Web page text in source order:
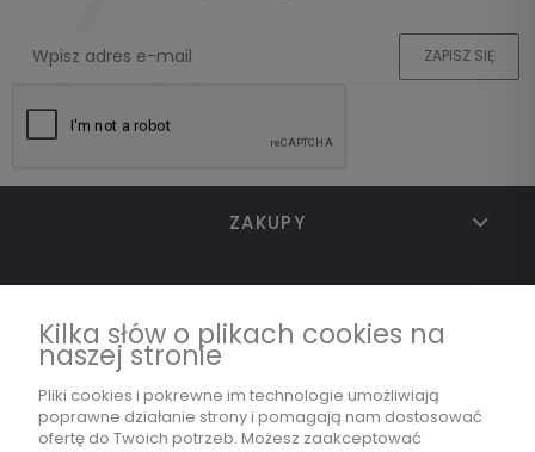
ZAPISZ SIĘ
ZAKUPY
INFORMACJE
Kilka słów o plikach cookies na
naszej stronie
Pliki cookies i pokrewne im technologie umożliwiają
poprawne działanie strony i pomagają nam dostosować
ofertę do Twoich potrzeb. Możesz zaakceptować